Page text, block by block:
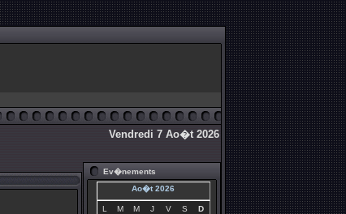
Vendredi 7 Ao�t 2026
Ev�nements
Ao�t 2026
L M M J V S
D